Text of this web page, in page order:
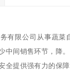
有限公司从事蔬菜
中间销售环节，降
全提供强有力的保障